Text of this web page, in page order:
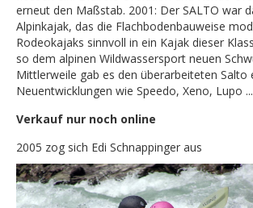
erneut den Maßstab. 2001: Der SALTO war
Alpinkajak, das die Flachbodenbauweise
Rodeokajaks sinnvoll in ein Kajak dieser
so dem alpinen Wildwassersport neuen
Mittlerweile gab es den überarbeiteten Salto
Neuentwicklungen wie Speedo, Xeno, Lupo ...
Verkauf nur noch online
2005 zog sich Edi Schnappinger aus